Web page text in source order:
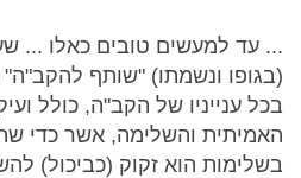
... עד למעשים טובים כאלו ...
(בגופו ונשמתו) "שותף
בכל ענייניו של הקב"ה, כולל
האמיתית והשלימה, אשר כדי
בשלימות הוא זקוק (כביכול)